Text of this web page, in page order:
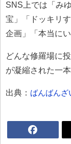
SNS上では「み
宝」「ドッキリ
企画」「本当に
どんな修羅場に
が凝縮された一本
出典： ばんばんざ